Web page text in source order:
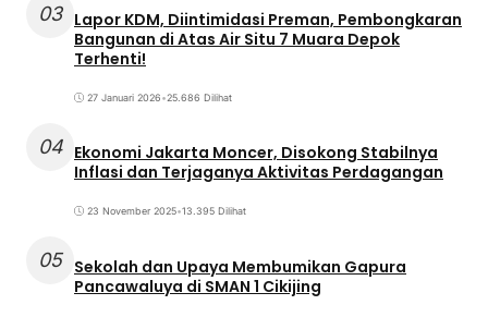
03 Lapor KDM, Diintimidasi Preman, Pembongkaran
Bangunan di Atas Air Situ 7 Muara Depok
Terhenti!
27 Januari 2026•25.686 Dilihat
04 Ekonomi Jakarta Moncer, Disokong Stabilnya
Inflasi dan Terjaganya Aktivitas Perdagangan
23 November 2025•13.395 Dilihat
05 Sekolah dan Upaya Membumikan Gapura
Pancawaluya di SMAN 1 Cikijing